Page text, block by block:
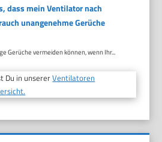
dass mein Ventilator nach
unangenehme Gerüche
Gerüche vermeiden können, wenn Ihr...
Du in unsererVentilatoren